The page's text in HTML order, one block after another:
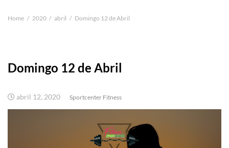
Home 2020 abril Domingo 12 de Abril
Domingo 12 de Abril
abril 12, 2020 Sportcenter Fitness